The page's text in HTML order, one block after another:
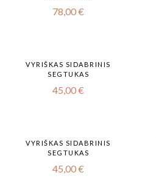
78,00€
VYRIŠKAS SIDABRINIS
SEGTUKAS
45,00€
VYRIŠKAS SIDABRINIS
SEGTUKAS
45,00€